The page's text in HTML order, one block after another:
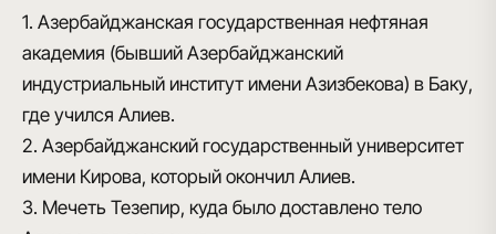
1. Азербайджанская государственная нефтяная
академия (бывший Азербайджанский
индустриальный институт имени Азизбекова) в Баку,
где учился Алиев.
2. Азербайджанский государственный университет
имени Кирова, который окончил Алиев.
3. Мечеть Тезепир, куда было доставлено тело